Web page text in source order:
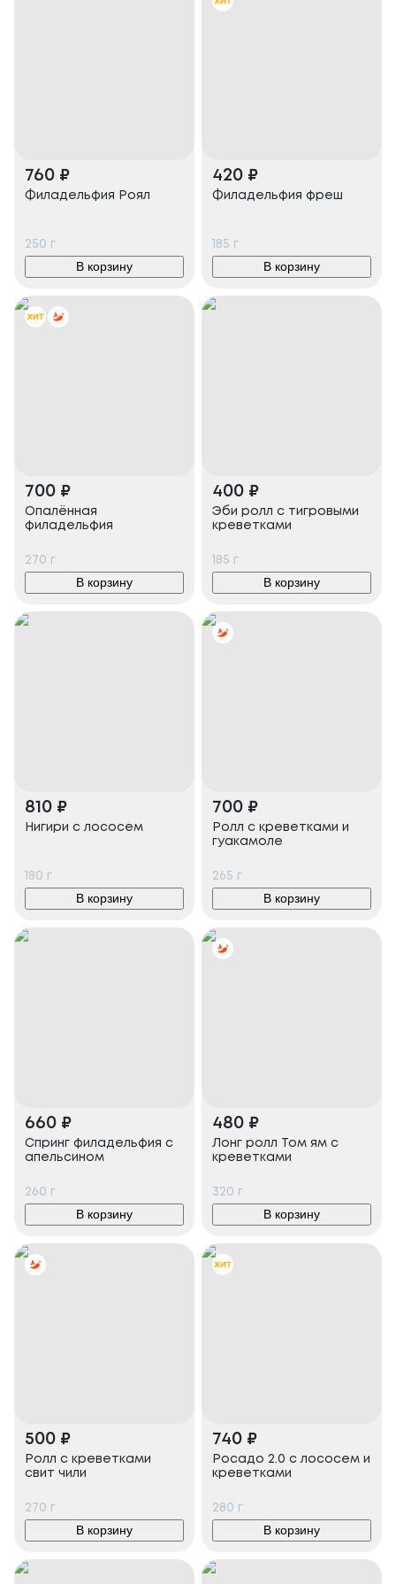
760 ₽
Филадельфия Роял
250 г
В корзину
420 ₽
Филадельфия фреш
185 г
В корзину
700 ₽
Опалённая
филадельфия
270 г
В корзину
400 ₽
Эби ролл с тигровыми
креветками
185 г
В корзину
810 ₽
Нигири с лососем
180 г
В корзину
700 ₽
Ролл с креветками и
гуакамоле
265 г
В корзину
660 ₽
Спринг филадельфия с
апельсином
260 г
В корзину
480 ₽
Лонг ролл Том ям с
креветками
320 г
В корзину
500 ₽
Ролл с креветками
свит чили
270 г
В корзину
740 ₽
Росадо 2.0 с лососем и
креветками
280 г
В корзину